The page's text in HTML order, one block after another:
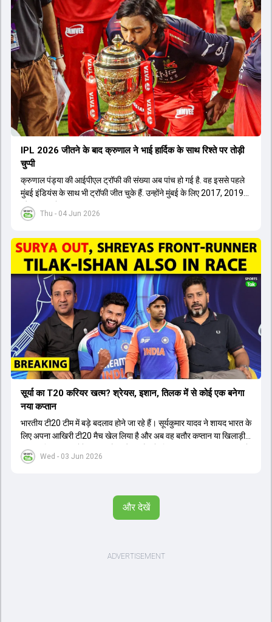
Thu - 04 Jun 2026
IPL 2026 जीतने के बाद क्रुणाल ने भाई हार्द‍िक के साथ र‍िश्ते पर तोड़ी
चुप्पी
क्रुणाल पंड्या की आईपीएल ट्रॉफी की संख्या अब पांच हो गई है. वह इससे पहले
मुंबई इंडियंस के साथ भी ट्रॉफी जीत चुके हैं. उन्होंने मुंबई के लिए 2017, 2019
और 2020 में ट्रॉफी जीती थी.
Wed - 03 Jun 2026
सूर्या का T20 करियर खत्म? श्रेयस, इशान, तिलक में से कोई एक बनेगा
नया कप्तान
भारतीय टी20 टीम में बड़े बदलाव होने जा रहे हैं। सूर्यकुमार यादव ने शायद भारत के
लिए अपना आखिरी टी20 मैच खेल लिया है और अब वह बतौर कप्तान या खिलाड़ी
टीम का हिस्सा नहीं होंगे। आयरलैंड और इंग्लैंड के खिलाफ आगामी टी20 सीरीज के
लिए नए कप्तान की तलाश जारी है। इस रेस में श्रेयस अय्यर सबसे आगे चल रहे
दौड़ से बाहर हैं। आगामी सीरीज के लिए वैभव सूर्यवंशी को तीसरे ओपनर के तौर पर
टीम में शामिल किया जाएगा, जबकि अभिषेक शर्मा और संजू सैमसन पहली पसंद
और देखें